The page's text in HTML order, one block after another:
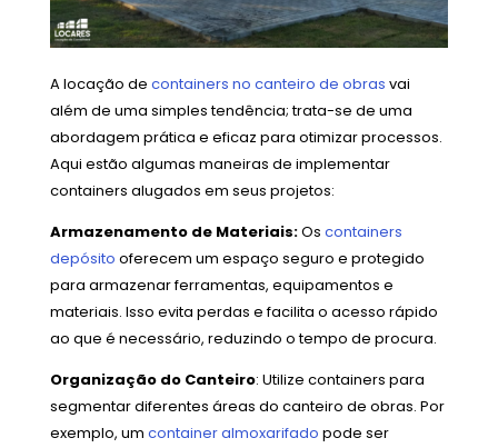
A locação de containers no canteiro de obras vai
além de uma simples tendência; trata-se de uma
abordagem prática e eficaz para otimizar processos.
Aqui estão algumas maneiras de implementar
containers alugados em seus projetos:
Armazenamento de Materiais:Os containers
depósito oferecem um espaço seguro e protegido
para armazenar ferramentas, equipamentos e
materiais. Isso evita perdas e facilita o acesso rápido
ao que é necessário, reduzindo o tempo de procura.
Organização do Canteiro: Utilize containers para
segmentar diferentes áreas do canteiro de obras. Por
exemplo, um container almoxarifado pode ser